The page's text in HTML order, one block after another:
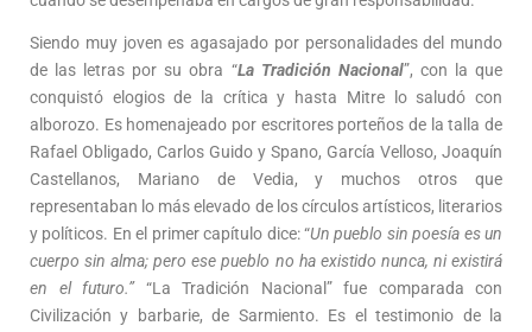
Siendo muy joven es agasajado por personalidades del mundo
de las letras por su obra “La Tradición Nacional”, con la que
conquistó elogios de la crítica y hasta Mitre lo saludó con
alborozo. Es homenajeado por escritores porteños de la talla de
Rafael Obligado, Carlos Guido y Spano, García Velloso, Joaquín
Castellanos, Mariano de Vedia, y muchos otros que
representaban lo más elevado de los círculos artísticos, literarios
y políticos. En el primer capítulo dice: “Un pueblo sin poesía es un
cuerpo sin alma; pero ese pueblo no ha existido nunca, ni existirá
en el futuro.”“La Tradición Nacional” fue comparada con
Civilización y barbarie, de Sarmiento. Es el testimonio de la